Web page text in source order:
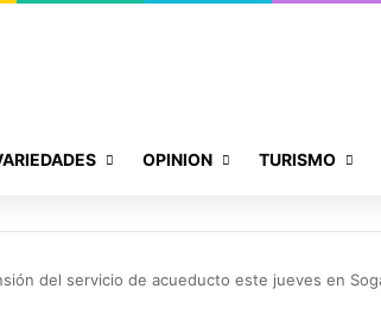
OPINION TURISMO
del servicio de acueducto este jueves en